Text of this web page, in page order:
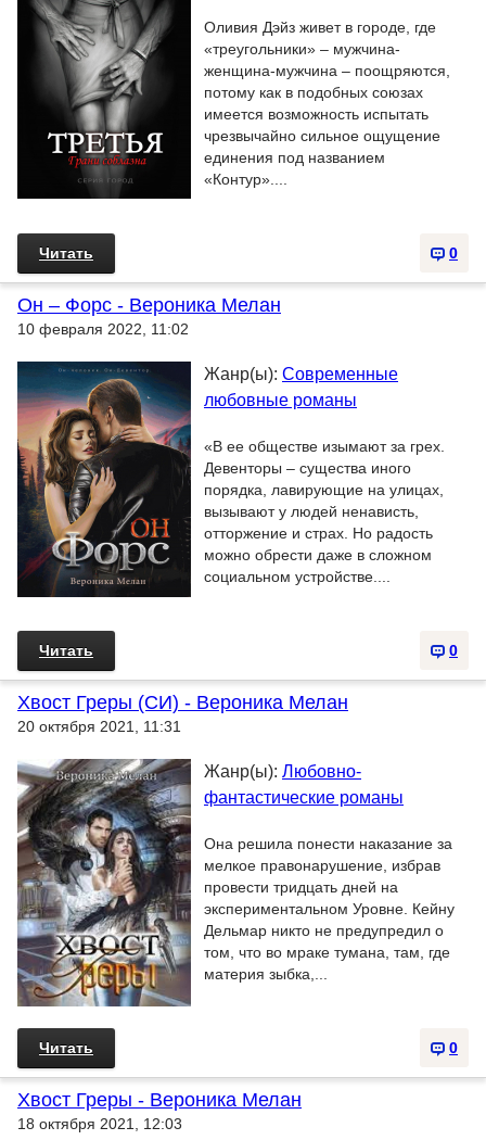
Оливия Дэйз живет в городе, где
«треугольники» – мужчина-
женщина-мужчина – поощряются,
потому как в подобных союзах
имеется возможность испытать
чрезвычайно сильное ощущение
единения под названием
«Контур»....
0
Читать
Он – Форс - Вероника Мелан
10 февраля 2022, 11:02
Жанр(ы): Современные
любовные романы
«В ее обществе изымают за грех.
Девенторы – существа иного
порядка, лавирующие на улицах,
вызывают у людей ненависть,
отторжение и страх. Но радость
можно обрести даже в сложном
социальном устройстве....
0
Читать
Хвост Греры (СИ) - Вероника Мелан
20 октября 2021, 11:31
Жанр(ы): Любовно-
фантастические романы
Она решила понести наказание за
мелкое правонарушение, избрав
провести тридцать дней на
экспериментальном Уровне. Кейну
Дельмар никто не предупредил о
том, что во мраке тумана, там, где
материя зыбка,...
0
Читать
Хвост Греры - Вероника Мелан
18 октября 2021, 12:03